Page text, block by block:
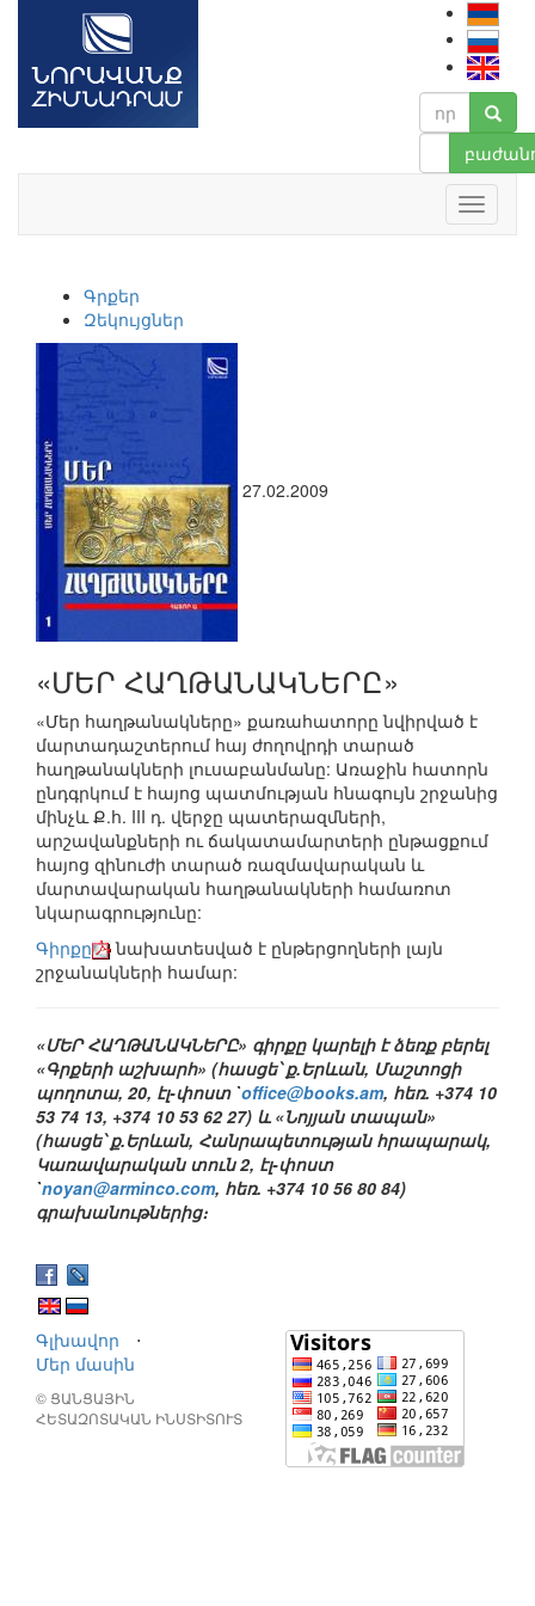
Գրքեր
Զեկույցներ
27.02.2009
«ՄԵՐ ՀԱՂԹԱՆԱԿՆԵՐԸ»
«Մեր հաղթանակները» քառահատորը նվիրված է
մարտադաշտերում հայ ժողովրդի տարած
հաղթանակների լուսաբանմանը: Առաջին հատորն
ընդգրկում է հայոց պատմության հնագույն շրջանից
մինչև Ք.հ. III դ. վերջը պատերազմների,
արշավանքների ու ճակատամարտերի ընթացքում
հայոց զինուժի տարած ռազմավարական և
մարտավարական հաղթանակների համառոտ
նկարագրությունը:
Գիրքը
նախատեսված է ընթերցողների լայն
շրջանակների համար:
«ՄԵՐ ՀԱՂԹԱՆԱԿՆԵՐԸ» գիրքը կարելի է ձեռք բերել
«Գրքերի աշխարհ» (հասցե՝ ք.Երևան, Մաշտոցի
պողոտա, 20, էլ-փոստ `office@books.am, հեռ. +374 10
53 74 13, +374 10 53 62 27) և «Նոյյան տապան»
(հասցե՝ ք.Երևան, Հանրապետության հրապարակ,
Կառավարական տուն 2, էլ-փոստ
`noyan@arminco.com, հեռ. +374 10 56 80 84)
գրախանութներից։
Գլխավոր
⋅
Մեր մասին
© ՑԱՆՑԱՅԻՆ
ՀԵՏԱԶՈՏԱԿԱՆ ԻՆՍՏԻՏՈՒՏ